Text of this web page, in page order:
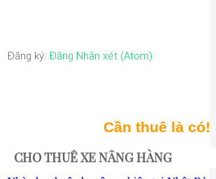
Đăng ký: Đăng Nhận xét (Atom)
Cần thuê là có!
CHO THUÊ XE NÂNG HÀNG